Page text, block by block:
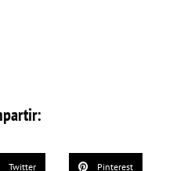
Twitter Pinterest